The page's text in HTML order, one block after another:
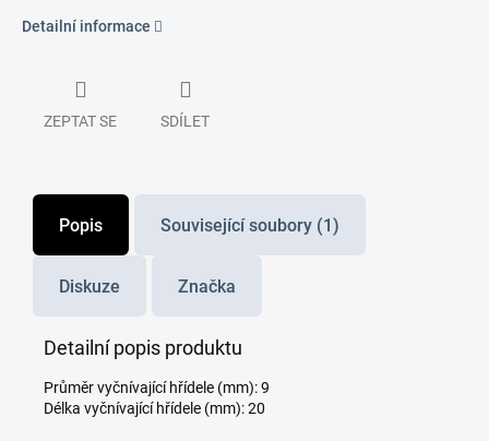
Detailní informace
ZEPTAT SE SDÍLET
Popis Související soubory (1)
Diskuze Značka
Detailní popis produktu
Průměr vyčnívající hřídele (mm): 9
Délka vyčnívající hřídele (mm): 20